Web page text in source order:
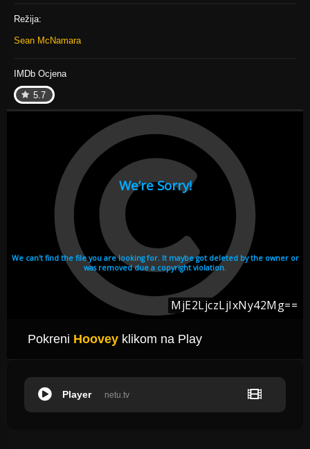
Režija:
Sean McNamara
IMDb Ocjena
5.7
Pokreni Hoovey klikom na Play
netu.tv
Player